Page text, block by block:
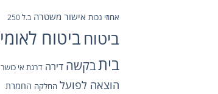
אחוזי נכות אישור משטרה ב.ל 250
ביטוחביטוח לאומי
ביתבקשה דירה דרגת אי כושר
הוצאה לפועל החלקה החמרת